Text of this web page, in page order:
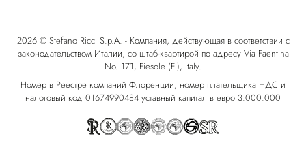
2026 © Stefano Ricci S.p.A. - Компания, действующая в соответствии с
законодательством Италии, со штаб-квартирой по адресу Via Faentina
No. 171, Fiesole (FI), Italy.
Номер в Реестре компаний Флоренции, номер плательщика НДС и
налоговый код 01674990484 уставный капитал в евро 3.000.000